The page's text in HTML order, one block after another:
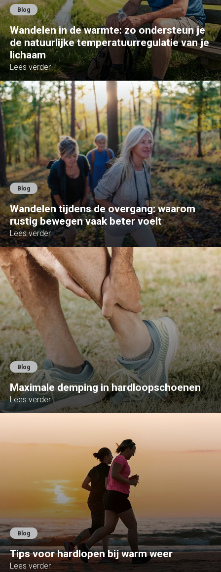
Blog
Wandelen in de warmte: zo ondersteun je
de natuurlijke temperatuurregulatie van je
lichaam
Lees verder
Blog
Wandelen tijdens de overgang: waarom
rustig bewegen vaak beter voelt
Lees verder
Blog
Maximale demping in hardloopschoenen
Lees verder
Blog
Tips voor hardlopen bij warm weer
Lees verder